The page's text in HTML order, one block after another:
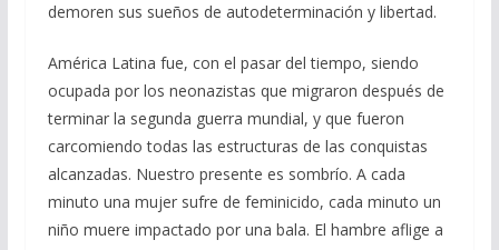
demoren sus sueños de autodeterminación y libertad.
América Latina fue, con el pasar del tiempo, siendo
ocupada por los neonazistas que migraron después de
terminar la segunda guerra mundial, y que fueron
carcomiendo todas las estructuras de las conquistas
alcanzadas. Nuestro presente es sombrío. A cada
minuto una mujer sufre de feminicido, cada minuto un
niño muere impactado por una bala. El hambre aflige a